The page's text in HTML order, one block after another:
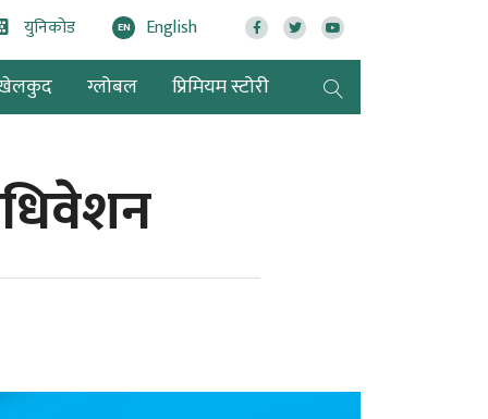
युनिकोड EN English
ग्लोबल प्रिमियम स्टोरी